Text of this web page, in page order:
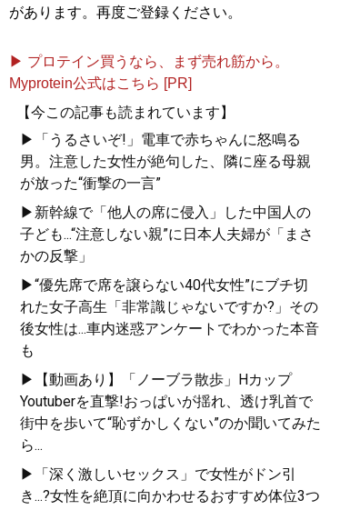
があります。再度ご登録ください。
▶ プロテイン買うなら、まず売れ筋から。
Myprotein公式はこちら [PR]
【今この記事も読まれています】
▶「うるさいぞ!」電車で赤ちゃんに怒鳴る
男。注意した女性が絶句した、隣に座る母親
が放った“衝撃の一言”
▶新幹線で「他人の席に侵入」した中国人の
子ども...“注意しない親”に日本人夫婦が「まさ
かの反撃」
▶“優先席で席を譲らない40代女性”にブチ切
れた女子高生「非常識じゃないですか?」その
後女性は...車内迷惑アンケートでわかった本音
も
▶【動画あり】「ノーブラ散歩」Hカップ
Youtuberを直撃!おっぱいが揺れ、透け乳首で
街中を歩いて“恥ずかしくない”のか聞いてみた
ら...
▶「深く激しいセックス」で女性がドン引
き...?女性を絶頂に向かわせるおすすめ体位3つ